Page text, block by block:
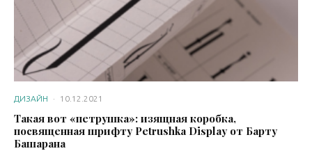
ДИЗАЙН · 10.12.2021
Такая вот «петрушка»: изящная коробка,
посвященная шрифту Petrushka Display от Барту
Башарана